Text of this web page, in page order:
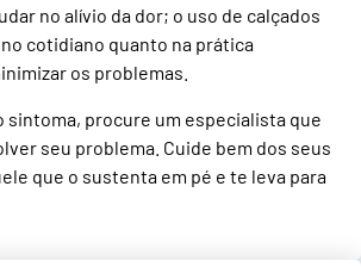
no alívio da dor; o uso de calçados
cotidiano quanto na prática
os problemas.
sintoma, procure um especialista que
seu problema. Cuide bem dos seus
que o sustenta em pé e te leva para